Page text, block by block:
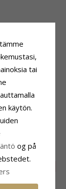
tai
käytön.
og på